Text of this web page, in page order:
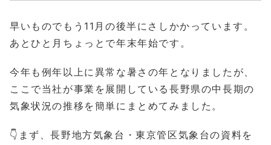
早いものでもう11月の後半にさしかかっています。
あとひと月ちょっとで年末年始です。
今年も例年以上に異常な暑さの年となりましたが、
ここで当社が事業を展開している長野県の中長期の
気象状況の推移を簡単にまとめてみました。
👇まず、長野地方気象台・東京管区気象台の資料を